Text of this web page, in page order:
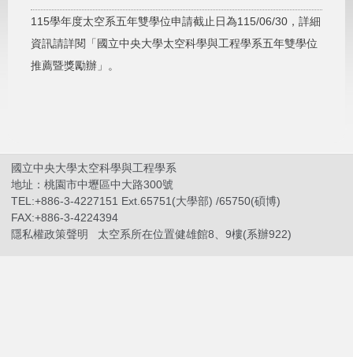
115學年度太空系五年雙學位申請截止日為115/06/30，詳細
資訊請詳閱
「國立中央大學太空科學與工程學系五年雙學位
推薦暨獎勵辦」 。
國立中央大學太空科學與工程學系
地址：桃園市中壢區中大路300號
TEL:+886-3-4227151 Ext.65751(大學部) /65750(碩博)
FAX:+886-3-4224394
隱私權政策聲明
太空系所在位置健雄館8、9樓(系辦922)